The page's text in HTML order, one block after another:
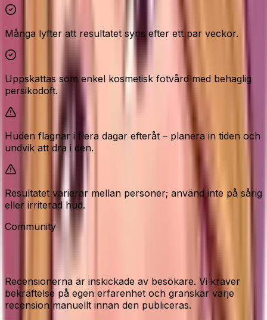
Många lyfter att resultatet syns efter ett par veckor.
Uppskattas som enkel kosmetisk fotvård med behaglig
persikodoft.
Huden flagnar i flera dagar efteråt – planera in tiden och
undvik att dra i den.
Resultatet varierar mellan personer; använd inte på sårig
eller irriterad hud.
Community
Recensioner från våra besökare
Recensionerna är inskickade av besökare. Vi kräver
bekräftelse på egen erfarenhet och granskar varje
recension manuellt innan den publiceras.